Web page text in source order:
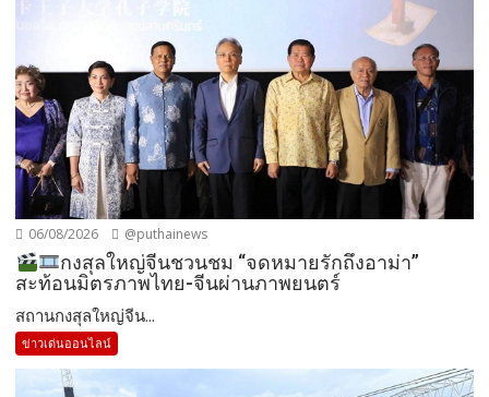
06/08/2026 @puthainews
กงสุลใหญ่จีนชวนชม “จดหมายรักถึงอาม่า”
สะท้อนมิตรภาพไทย-จีนผ่านภาพยนตร์
สถานกงสุลใหญ่จีน...
ข่าวเด่นออนไลน์